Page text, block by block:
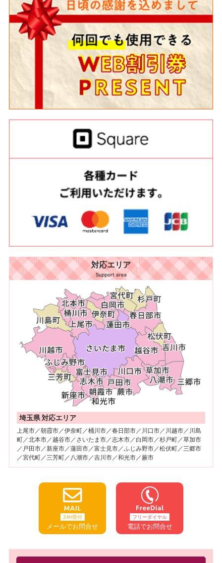
対応エリア
Support area
埼玉県 対応エリア
上尾市／朝霞市／伊奈町／桶川市／春日部市／川口市／川越市／川島
町／北本市／越谷市／さいたま市／志木市／白岡市／杉戸町／草加市
／戸田市／新座市／蓮田市／富士見市／ふじみ野市／松伏町／三郷市
／宮代町／三芳町／八潮市／吉川市／和光市／蕨市
24H受付
メールでお問合せ
フリーダイヤル
電話でお問合せ